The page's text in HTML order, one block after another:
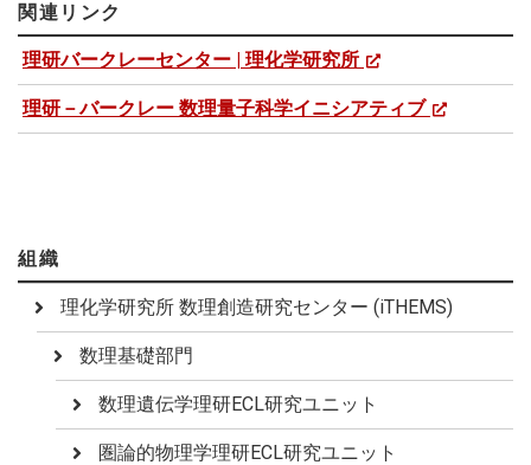
関連リンク
理研バークレーセンター | 理化学研究所
理研－バークレー 数理量子科学イニシアティブ
組織
理化学研究所 数理創造研究センター (iTHEMS)
数理基礎部門
数理遺伝学理研ECL研究ユニット
圏論的物理学理研ECL研究ユニット